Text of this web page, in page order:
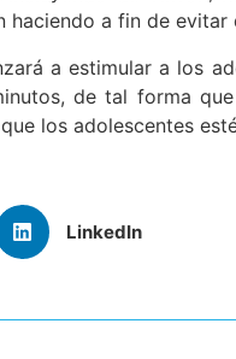
a fin de evitar
a estimular a los
de tal forma
los adolescentes
LinkedIn